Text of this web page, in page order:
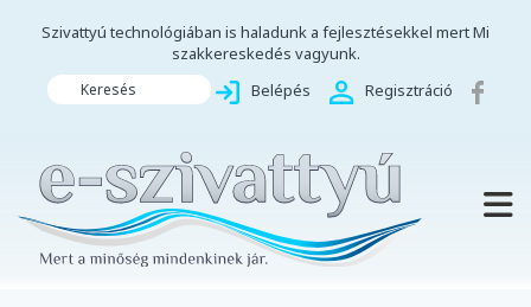
Szivattyú technológiában is haladunk a fejlesztésekkel mert Mi
szakkereskedés vagyunk.
Keresés Belépés Regisztráció